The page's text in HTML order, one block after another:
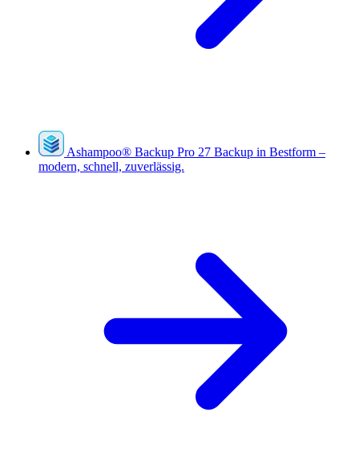
Ashampoo® Backup Pro 27 Backup in Bestform –
modern, schnell, zuverlässig.